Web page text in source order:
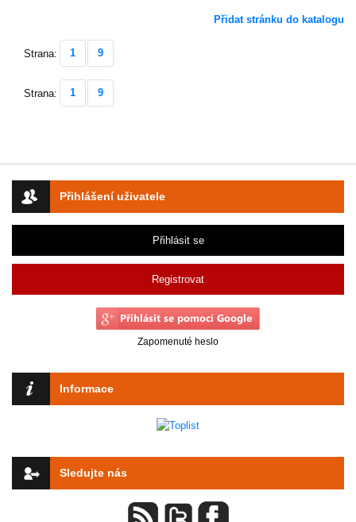
Přihlášení uživatele
Přihlásit se
Registrovat
Zapomenuté heslo
Informace
Sledujte nás
Přidat stránku do katalogu
Strana: 1 9
Strana: 1 9